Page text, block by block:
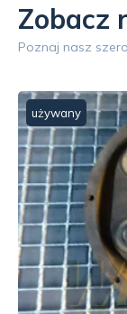
Zobacz
Poznaj nasz
używany